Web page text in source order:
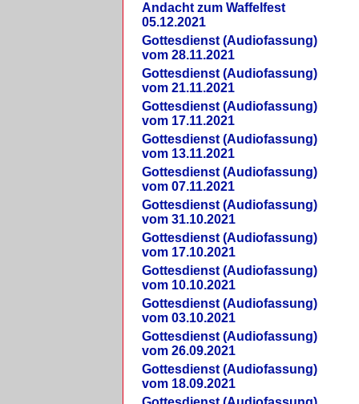
Andacht zum Waffelfest
05.12.2021
Gottesdienst (Audiofassung)
vom 28.11.2021
Gottesdienst (Audiofassung)
vom 21.11.2021
Gottesdienst (Audiofassung)
vom 17.11.2021
Gottesdienst (Audiofassung)
vom 13.11.2021
Gottesdienst (Audiofassung)
vom 07.11.2021
Gottesdienst (Audiofassung)
vom 31.10.2021
Gottesdienst (Audiofassung)
vom 17.10.2021
Gottesdienst (Audiofassung)
vom 10.10.2021
Gottesdienst (Audiofassung)
vom 03.10.2021
Gottesdienst (Audiofassung)
vom 26.09.2021
Gottesdienst (Audiofassung)
vom 18.09.2021